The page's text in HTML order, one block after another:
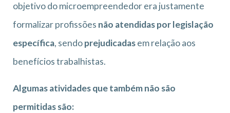
objetivo do microempreendedor era justamente
formalizar profissões não atendidas por legislação
específica, sendoprejudicadasem relação aos
benefícios trabalhistas.
Algumas atividades que também não são
permitidas são: